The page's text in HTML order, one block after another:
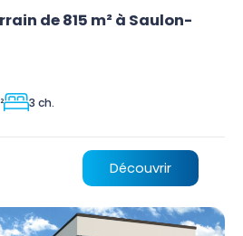
de 815 m² à Saulon-
3 ch.
Découvrir